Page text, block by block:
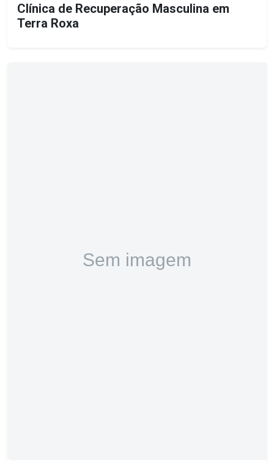
Clínica de Recuperação Masculina em
Terra Roxa